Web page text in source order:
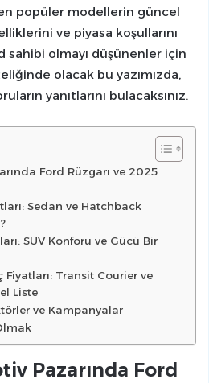
popüler modellerin güncel
ve piyasa koşullarını
sahibi olmayı düşünenler için
olacak bu yazımızda,
yanıtlarını bulacaksınız.
Ford Rüzgarı ve 2025
Sedan ve Hatchback
SUV Konforu ve Gücü Bir
Transit Courier ve
Liste
ve Kampanyalar
Pazarında Ford